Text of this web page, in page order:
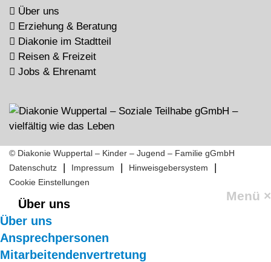
Über uns
Erziehung & Beratung
Diakonie im Stadtteil
Reisen & Freizeit
Jobs & Ehrenamt
© Diakonie Wuppertal – Kinder – Jugend – Familie gGmbH
Datenschutz
| Impressum | Hinweisgebersystem |
Cookie Einstellungen
Menü ×
Über uns
Über uns
Ansprechpersonen
Mitarbeitendenvertretung